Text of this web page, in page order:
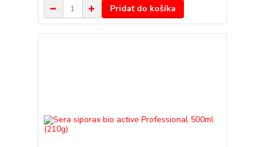
Pridať do košíka